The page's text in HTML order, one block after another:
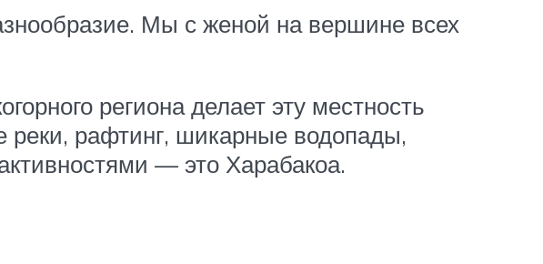
Мы с женой на вершине всех
региона делает эту местность
реки, рафтинг, шикарные водопады,
— это Харабакоа.